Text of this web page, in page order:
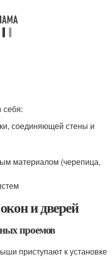
себя:
соединяющей стены и
материалом (черепица,
и дверей
проемов
приступают к установке